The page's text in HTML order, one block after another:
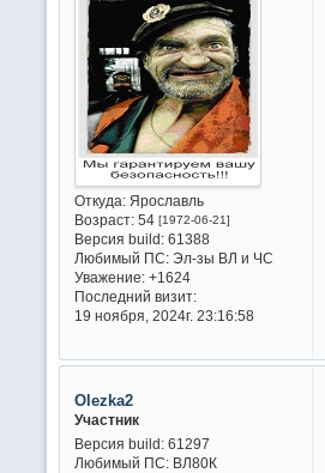
Откуда:Ярославль
Возраст:54 [1972-06-21]
Версия build:61388
Любимый ПС:Эл-зы ВЛ и ЧС
Уважение: +1624
Последний визит:
19 ноября, 2024г. 23:16:58
Olezka2
Участник
Версия build:61297
Любимый ПС:ВЛ80К